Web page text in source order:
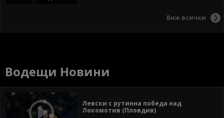
Виж всички
Водещи Новини
Левски с рутинна победа над
Локомотив (Пловдив)